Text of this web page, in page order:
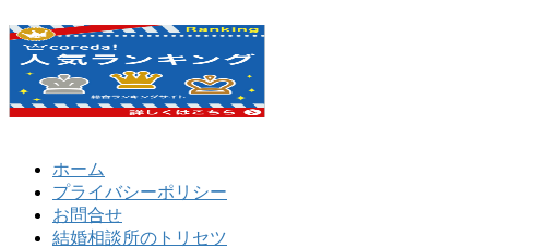
ホーム
プライバシーポリシー
お問合せ
結婚相談所のトリセツ